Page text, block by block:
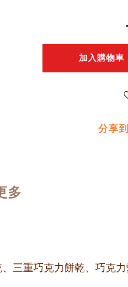
加入購物車
分享到
多
三重巧克力餅乾、巧克